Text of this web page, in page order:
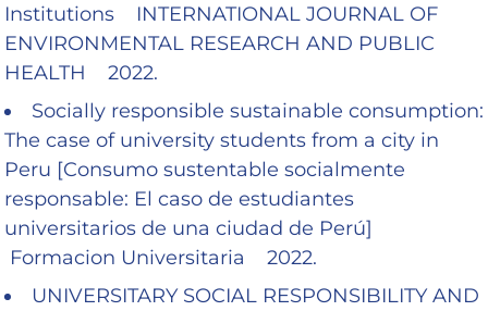
Institutions INTERNATIONAL JOURNAL OF
ENVIRONMENTAL RESEARCH AND PUBLIC
HEALTH 2022.
Socially responsible sustainable consumption:
The case of university students from a city in
Peru [Consumo sustentable socialmente
responsable: El caso de estudiantes
universitarios de una ciudad de Perú]
Formacion Universitaria 2022.
UNIVERSITARY SOCIAL RESPONSIBILITY AND